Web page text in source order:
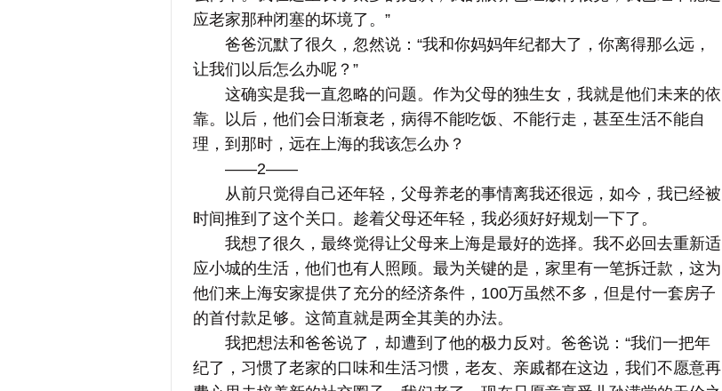
应老家那种闭塞的坏境了。”
爸爸沉默了很久，忽然说：“我和你妈妈年纪都大了，你离得那么远，
让我们以后怎么办呢？”
这确实是我一直忽略的问题。作为父母的独生女，我就是他们未来的依
靠。以后，他们会日渐衰老，病得不能吃饭、不能行走，甚至生活不能自
理，到那时，远在上海的我该怎么办？
——2——
从前只觉得自己还年轻，父母养老的事情离我还很远，如今，我已经被
时间推到了这个关口。趁着父母还年轻，我必须好好规划一下了。
我想了很久，最终觉得让父母来上海是最好的选择。我不必回去重新适
应小城的生活，他们也有人照顾。最为关键的是，家里有一笔拆迁款，这为
他们来上海安家提供了充分的经济条件，100万虽然不多，但是付一套房子
的首付款足够。这简直就是两全其美的办法。
我把想法和爸爸说了，却遭到了他的极力反对。爸爸说：“我们一把年
纪了，习惯了老家的口味和生活习惯，老友、亲戚都在这边，我们不愿意再